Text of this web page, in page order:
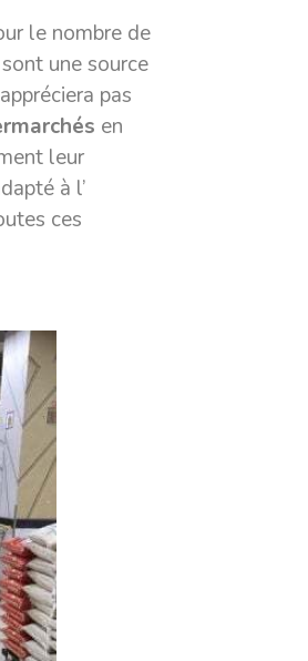
le nombre de
une source
pas
en
leur
à l’
ces